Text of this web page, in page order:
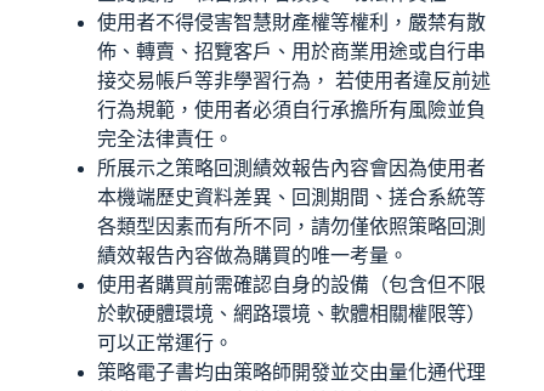
使用者不得侵害智慧財產權等權利，嚴禁有散
佈、轉賣、招覽客戶、用於商業用途或自行串
接交易帳戶等非學習行為， 若使用者違反前述
行為規範，使用者必須自行承擔所有風險並負
完全法律責任。
所展示之策略回測績效報告內容會因為使用者
本機端歷史資料差異、回測期間、搓合系統等
各類型因素而有所不同，請勿僅依照策略回測
績效報告內容做為購買的唯一考量。
使用者購買前需確認自身的設備（包含但不限
於軟硬體環境、網路環境、軟體相關權限等）
可以正常運行。
策略電子書均由策略師開發並交由量化通代理